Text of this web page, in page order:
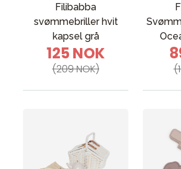
Filibabba
svømmebriller hvit
kapsel grå
125 NOK
(209 NOK)
Tips om
Våre
Varemerker
Kontakt oss på